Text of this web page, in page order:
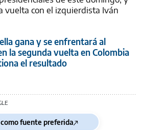
vuelta con el izquierdista Iván
gana y se enfrentará al
la segunda vuelta en Colombia
el resultado
fuente preferida